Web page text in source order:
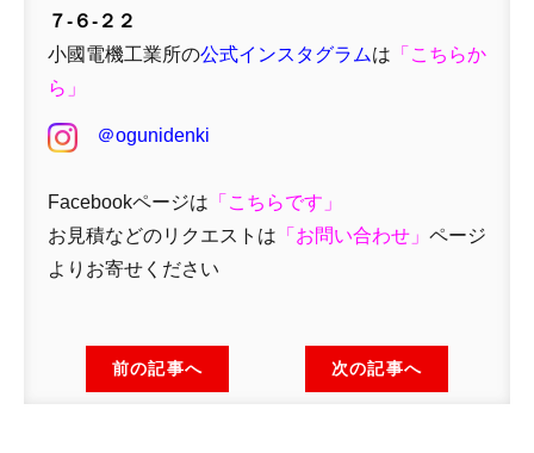
７-６-２２
小國電機工業所の公式インスタグラムは 「 こちらか
ら」
＠ogunidenki
Facebookページは 「 こちらです」
お見積などのリクエストは 「 お問い合わせ 」 ページ
よりお寄せください
前の記事へ 次の記事へ